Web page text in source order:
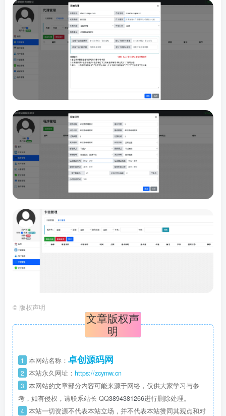
© 版权声明
文章版权声
明
1 本网站名称： 卓创源码网
2 本站永久网址： https://zcymw.cn
3 本网站的文章部分内容可能来源于网络，仅供大家学习与参
考，如有侵权，请联系站长 QQ3894381266进行删除处理。
4 本站一切资源不代表本站立场，并不代表本站赞同其观点和对